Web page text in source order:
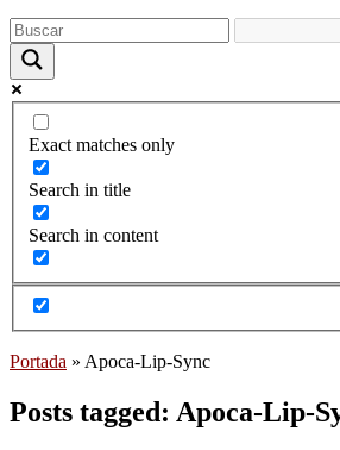
Exact matches only
Search in title
Search in content
Portada » Apoca-Lip-Sync
Posts tagged: Apoca-Lip-